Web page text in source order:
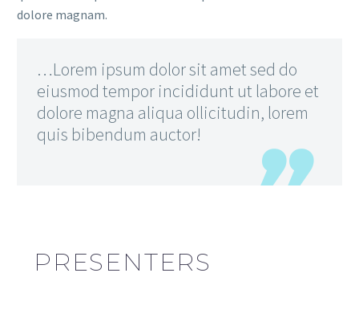
dolore magnam.
…Lorem ipsum dolor sit amet sed do
eiusmod tempor incididunt ut labore et
dolore magna aliqua ollicitudin, lorem
quis bibendum auctor!
PRESENTERS